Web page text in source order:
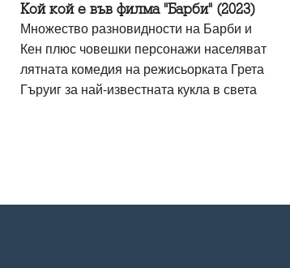
Кой кой е във филма "Барби" (2023)
Множество разновидности на Барби и
Кен плюс човешки персонажи населяват
лятната комедия на режисьорката Грета
Гъруиг за най-известната кукла в света